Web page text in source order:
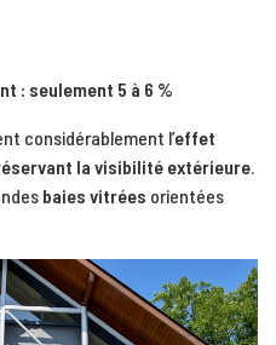
: seulement 5 à 6 %
considérablement l’effet
la visibilité extérieure.
baies vitrées orientées